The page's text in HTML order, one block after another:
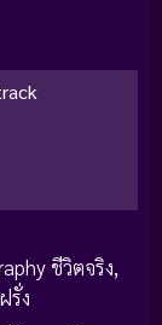
ชีวิตจริง,
รั่ง